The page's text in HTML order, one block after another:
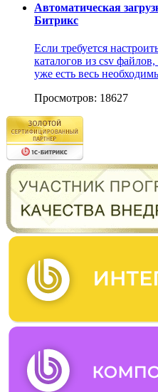
Автоматическая
Битрикс
Если требуется
каталогов из csv
уже есть весь
Просмотров: 18627